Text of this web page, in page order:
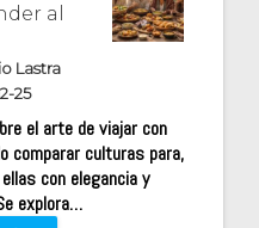
al
Lastra
25
el arte de viajar con
comparar culturas para,
con elegancia y
explora…